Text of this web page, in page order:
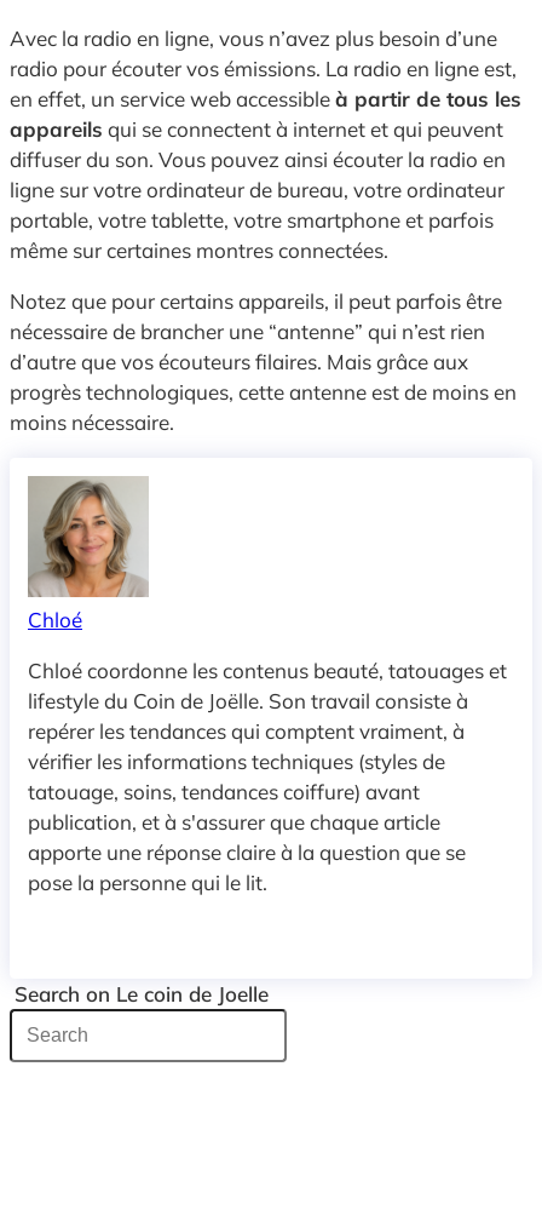
Avec la radio en ligne, vous n’avez plus besoin d’une
radio pour écouter vos émissions. La radio en ligne est,
en effet, un service web accessibleà partir de tous les
appareils qui se connectent à internet et qui peuvent
diffuser du son. Vous pouvez ainsi écouter la radio en
ligne sur votre ordinateur de bureau, votre ordinateur
portable, votre tablette, votre smartphone et parfois
même sur certaines montres connectées.
Notez que pour certains appareils, il peut parfois être
nécessaire de brancher une “antenne” qui n’est rien
d’autre que vos écouteurs filaires. Mais grâce aux
progrès technologiques, cette antenne est de moins en
moins nécessaire.
Chloé
Chloé coordonne les contenus beauté, tatouages et
lifestyle du Coin de Joëlle. Son travail consiste à
repérer les tendances qui comptent vraiment, à
vérifier les informations techniques (styles de
tatouage, soins, tendances coiffure) avant
publication, et à s'assurer que chaque article
apporte une réponse claire à la question que se
pose la personne qui le lit.
Search on Le coin de Joelle